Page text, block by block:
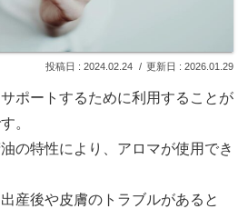
2024.02.24 2026.01.29
ポートするために利用することが
。
の特性により、アロマが使用でき
産後や皮膚のトラブルがあると